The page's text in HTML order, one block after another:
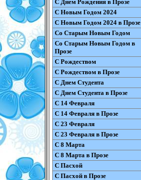
С Днем Рождения в Прозе
С Новым Годом 2024
С Новым Годом 2024 в Прозе
Со Старым Новым Годом
Со Старым Новым Годом в
Прозе
С Рождеством
С Рождеством в Прозе
С Днем Студента
С Днем Студента в Прозе
С 14 Февраля
С 14 Февраля в Прозе
С 23 Февраля
С 23 Февраля в Прозе
С 8 Марта
С 8 Марта в Прозе
С Пасхой
С Пасхой в Прозе